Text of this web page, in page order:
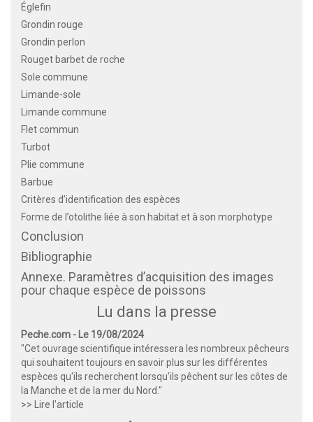
Églefin
Grondin rouge
Grondin perlon
Rouget barbet de roche
Sole commune
Limande-sole
Limande commune
Flet commun
Turbot
Plie commune
Barbue
Critères d’identification des espèces
Forme de l’otolithe liée à son habitat et à son morphotype
Conclusion
Bibliographie
Annexe. Paramètres d’acquisition des images
pour chaque espèce de poissons
Lu dans la presse
Peche.com - Le 19/08/2024
"Cet ouvrage scientifique intéressera les nombreux pêcheurs
qui souhaitent toujours en savoir plus sur les différentes
espèces qu'ils recherchent lorsqu'ils pêchent sur les côtes de
la Manche et de la mer du Nord."
>> Lire l'article